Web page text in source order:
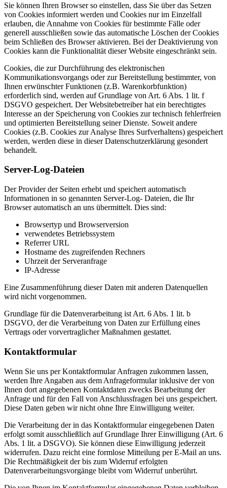
Sie können Ihren Browser so einstellen, dass Sie über das Setzen
von Cookies informiert werden und Cookies nur im Einzelfall
erlauben, die Annahme von Cookies für bestimmte Fälle oder
generell ausschließen sowie das automatische Löschen der Cookies
beim Schließen des Browser aktivieren. Bei der Deaktivierung von
Cookies kann die Funktionalität dieser Website eingeschränkt sein.
Cookies, die zur Durchführung des elektronischen
Kommunikationsvorgangs oder zur Bereitstellung bestimmter, von
Ihnen erwünschter Funktionen (z.B. Warenkorbfunktion)
erforderlich sind, werden auf Grundlage von Art. 6 Abs. 1 lit. f
DSGVO gespeichert. Der Websitebetreiber hat ein berechtigtes
Interesse an der Speicherung von Cookies zur technisch fehlerfreien
und optimierten Bereitstellung seiner Dienste. Soweit andere
Cookies (z.B. Cookies zur Analyse Ihres Surfverhaltens) gespeichert
werden, werden diese in dieser Datenschutzerklärung gesondert
behandelt.
Server-Log-Dateien
Der Provider der Seiten erhebt und speichert automatisch
Informationen in so genannten Server-Log- Dateien, die Ihr
Browser automatisch an uns übermittelt. Dies sind:
Browsertyp und Browserversion
verwendetes Betriebssystem
Referrer URL
Hostname des zugreifenden Rechners
Uhrzeit der Serveranfrage
IP-Adresse
Eine Zusammenführung dieser Daten mit anderen Datenquellen
wird nicht vorgenommen.
Grundlage für die Datenverarbeitung ist Art. 6 Abs. 1 lit. b
DSGVO, der die Verarbeitung von Daten zur Erfüllung eines
Vertrags oder vorvertraglicher Maßnahmen gestattet.
Kontaktformular
Wenn Sie uns per Kontaktformular Anfragen zukommen lassen,
werden Ihre Angaben aus dem Anfrageformular inklusive der von
Ihnen dort angegebenen Kontaktdaten zwecks Bearbeitung der
Anfrage und für den Fall von Anschlussfragen bei uns gespeichert.
Diese Daten geben wir nicht ohne Ihre Einwilligung weiter.
Die Verarbeitung der in das Kontaktformular eingegebenen Daten
erfolgt somit ausschließlich auf Grundlage Ihrer Einwilligung (Art. 6
Abs. 1 lit. a DSGVO). Sie können diese Einwilligung jederzeit
widerrufen. Dazu reicht eine formlose Mitteilung per E-Mail an uns.
Die Rechtmäßigkeit der bis zum Widerruf erfolgten
Datenverarbeitungsvorgänge bleibt vom Widerruf unberührt.